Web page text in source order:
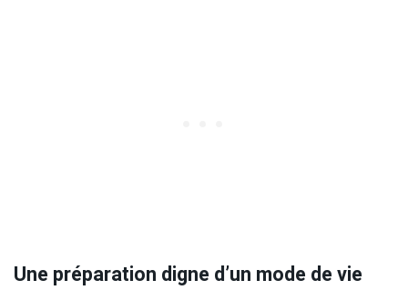
Une préparation digne d’un mode de vie